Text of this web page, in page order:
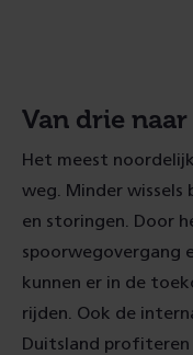
Van drie
Het meest
weg. Minder
en storingen. Door
spoorwegovergang
kunnen er in de
rijden. Ook de
Duitsland profiteren